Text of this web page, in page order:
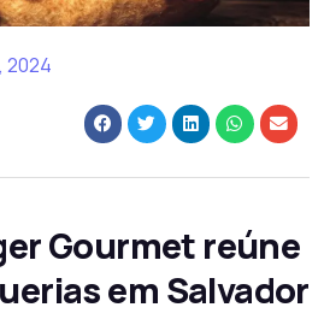
2024
Gourmet reúne
em Salvador